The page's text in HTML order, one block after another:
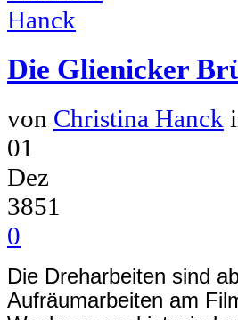
Die Glienicker
von Christina Hanck
01
Dez
3851
0
Die Dreharbeiten sind
Aufräumarbeiten am